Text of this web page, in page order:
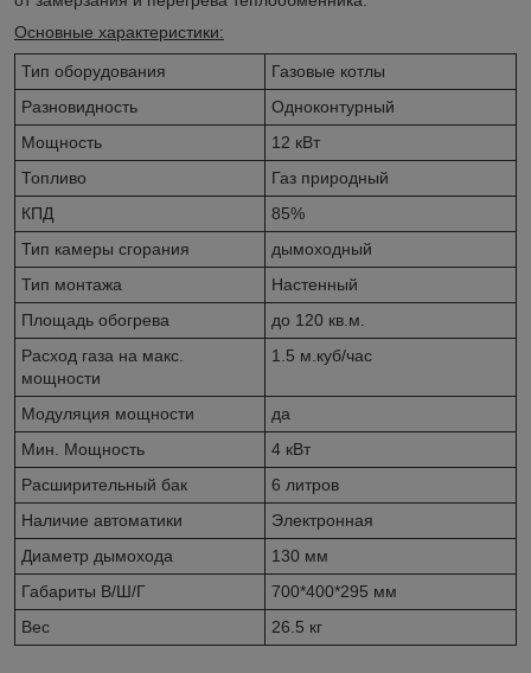
Основные характеристики:
Тип оборудования
Газовые котлы
Разновидность
Одноконтурный
Мощность
12 кВт
Топливо
Газ природный
КПД
85%
Тип камеры сгорания
дымоходный
Тип монтажа
Настенный
Площадь обогрева
до 120 кв.м.
Расход газа на макс.
мощности
1.5 м.куб/час
Модуляция мощности
да
Мин. Мощность
4 кВт
Расширительный бак
6 литров
Наличие автоматики
Электронная
Диаметр дымохода
130 мм
Габариты В/Ш/Г
700*400*295 мм
Вес
26.5 кг